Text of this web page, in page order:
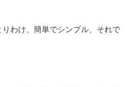
わけ、簡単でシンプル、 それで